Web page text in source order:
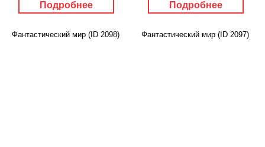
Подробнее Подробнее
Фантастический мир (ID 2098) Фантастический мир (ID 2097)